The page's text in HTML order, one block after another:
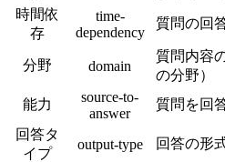
時間依
存
time-
dependency
質問の回
分野 domain
質問内容
の分野）
能力
source-to-
answer
質問を回
回答タ
イプ
output-type 回答の形